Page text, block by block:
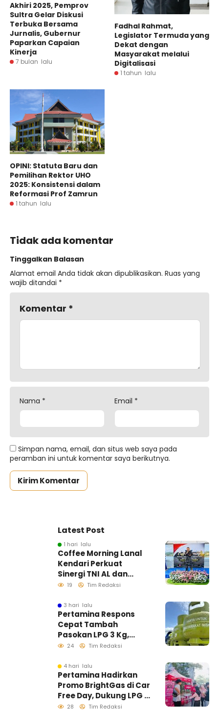
Akhiri 2025, Pemprov
Sultra Gelar Diskusi
Terbuka Bersama
Jurnalis, Gubernur
Paparkan Capaian
Kinerja
7 bulan lalu
Fadhal Rahmat,
Legislator Termuda yang
Dekat dengan
Masyarakat melalui
Digitalisasi
1 tahun lalu
OPINI: Statuta Baru dan
Pemilihan Rektor UHO
2025: Konsistensi dalam
Reformasi Prof Zamrun
1 tahun lalu
Tidak ada komentar
Tinggalkan Balasan
Alamat email Anda tidak akan dipublikasikan. Ruas yang
wajib ditandai *
Komentar *
Nama * Email *
Simpan nama, email, dan situs web saya pada
peramban ini untuk komentar saya berikutnya.
Latest Post
1 hari lalu
Coffee Morning Lanal
Kendari Perkuat
Sinergi TNI AL dan
Insan Pers Wujudkan
19 Tim Redaksi
3 hari lalu
Pertamina Respons
Cepat Tambah
Pasokan LPG 3 Kg,
Kondisi Penyaluran di
Berlangsung Kondusif
24 Tim Redaksi
4 hari lalu
Pertamina Hadirkan
Promo BrightGas di Car
Free Day, Dukung LPG 3
Kg Tepat Sasaran
28 Tim Redaksi